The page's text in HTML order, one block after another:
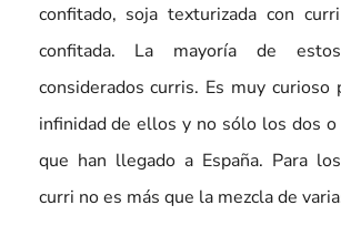
confitado, soja texturizada con
confitada. La mayoría de
considerados curris. Es muy curioso
infinidad de ellos y no sólo los dos o
que han llegado a España. Para
curri no es más que la mezcla de